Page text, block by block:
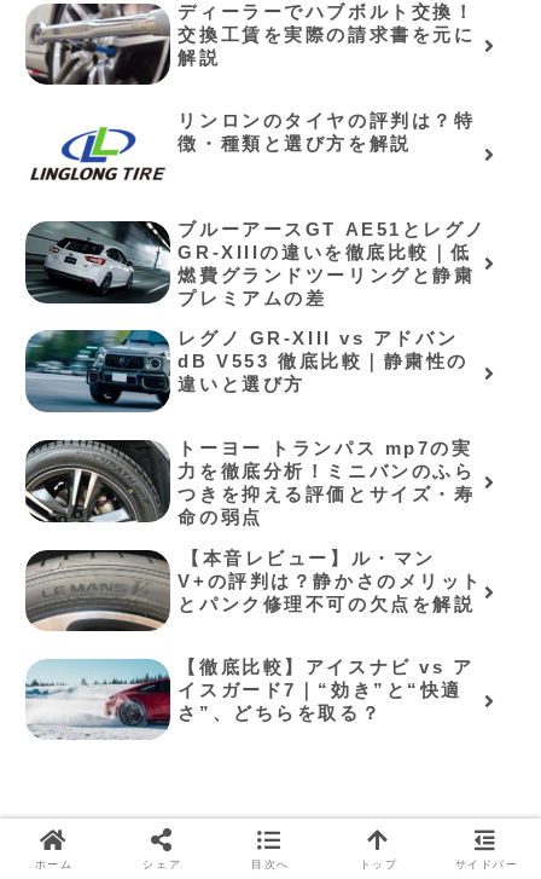
ディーラーでハブボルト交換！
交換工賃を実際の請求書を元に
解説
リンロンのタイヤの評判は？特
徴・種類と選び方を解説
ブルーアースGT AE51とレグノ
GR-XIIIの違いを徹底比較｜低
燃費グランドツーリングと静粛
プレミアムの差
レグノ GR-XIII vs アドバン
dB V553 徹底比較｜静粛性の
違いと選び方
トーヨー トランパス mp7の実
力を徹底分析！ミニバンのふら
つきを抑える評価とサイズ・寿
命の弱点
⁠【本音レビュー】ル・マン
V+の評判は？静かさのメリット
とパンク修理不可の欠点を解説⁠
【徹底比較】アイスナビ vs ア
イスガード7｜“効き”と“快適
さ”、どちらを取る？
ホーム シェア 目次へ トップ サイドバー